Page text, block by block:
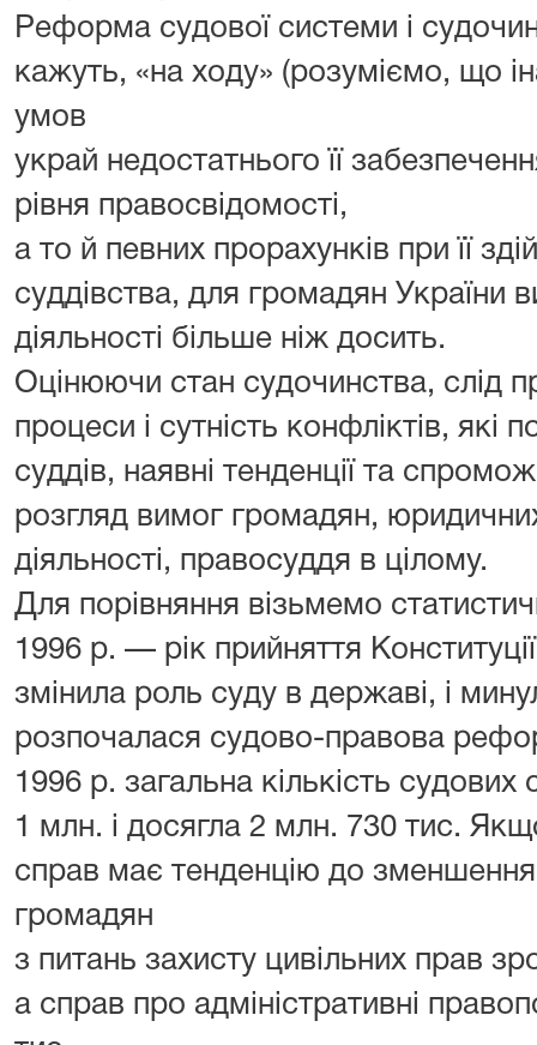
Реформа судової системи і
кажуть, «на ходу» (розуміємо, що
умов
украй недостатнього її
рівня правосвідомості,
а то й певних прорахунків при її
суддівства, для громадян України
діяльності більше ніж досить.
Оцінюючи стан судочинства, слід
процеси і сутність конфліктів, які
суддів, наявні тенденції та
розгляд вимог громадян,
діяльності, правосуддя в цілому.
Для порівняння візьмемо
1996 р. — рік прийняття
змінила роль суду в державі, і
розпочалася судово-правова
1996 р. загальна кількість
1 млн. і досягла 2 млн. 730 тис.
справ має тенденцію до зменшення,
громадян
з питань захисту цивільних прав
а справ про адміністративні